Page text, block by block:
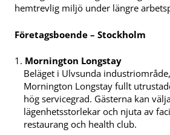
hemtrevlig miljö under längre
Företagsboende – Stockholm
Mornington Longstay
Beläget i Ulvsunda
Mornington Longstay fullt
hög servicegrad. Gästerna kan
lägenhetsstorlekar och njuta av
restaurang och health club.